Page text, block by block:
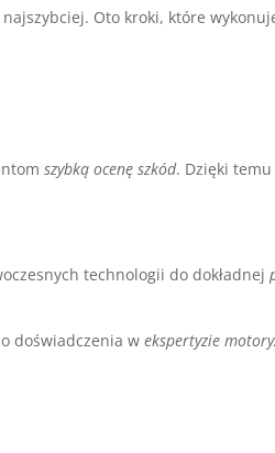
Oto kroki, które
szybką ocenę szkód. Dzięki
technologii do dokładnej
doświadczenia wekspertyzie